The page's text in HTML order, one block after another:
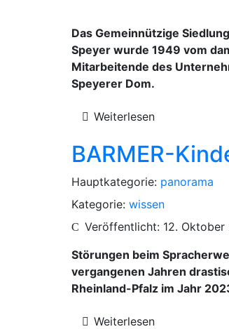
Das Gemeinnützige
Speyer wurde 1949 vom
Mitarbeitende des
Speyerer Dom.
Weiterlesen
BARMER-
Hauptkategorie: panorama
Kategorie: wissen
Veröffentlicht: 12. Oktober
Störungen beim
vergangenen Jahren
Rheinland-Pfalz im Jahr
Weiterlesen